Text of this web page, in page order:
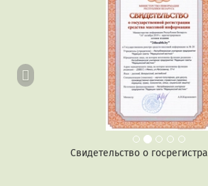
Свидетельство о